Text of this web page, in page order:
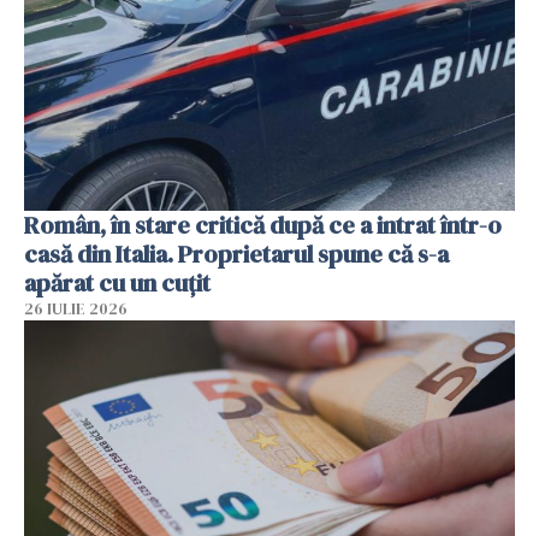
Român, în stare critică după ce a intrat într-o
casă din Italia. Proprietarul spune că s-a
apărat cu un cuțit
26 IULIE 2026